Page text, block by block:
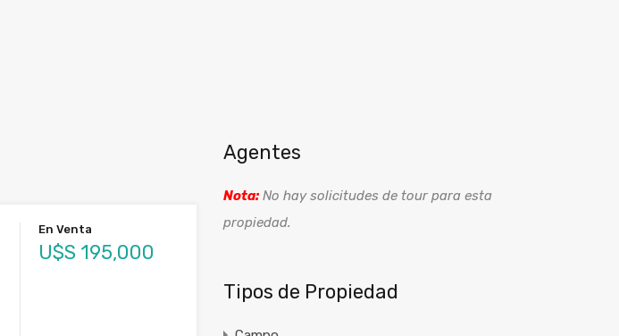
En Venta
U$S 195,000
Agentes
Nota:No hay solicitudes de tour para esta
propiedad.
Tipos de Propiedad